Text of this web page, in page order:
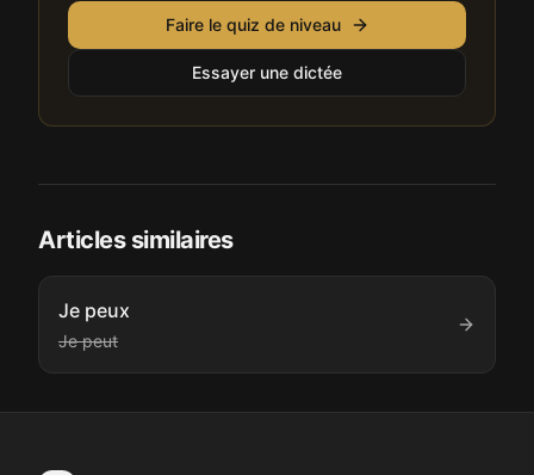
Faire le quiz de niveau
Essayer une dictée
Articles similaires
Je peux
Je peut